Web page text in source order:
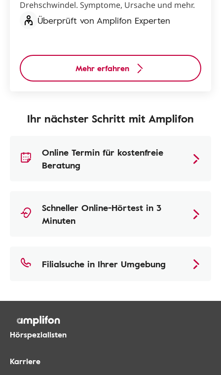
Drehschwindel. Symptome, Ursache und mehr.
Überprüft von Amplifon Experten
Mehr erfahren
Ihr nächster Schritt mit Amplifon
Online Termin für kostenfreie
Beratung
Schneller Online-Hörtest in 3
Minuten
Filialsuche in Ihrer Umgebung
Hörspezialisten
Karriere